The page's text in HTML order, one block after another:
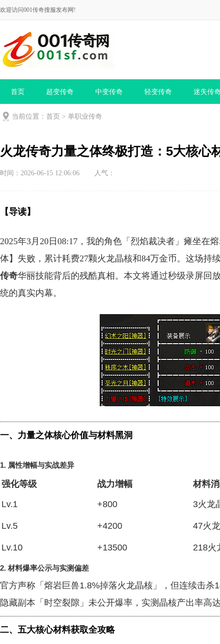
欢迎访问001传奇搜服发布网!
首页 超变传奇 中变传奇 轻变传奇 迷失传
当前位置： 首页 > 单职业传奇
火龙传奇力量之体终极打造：5大核心
时间：2026-06-15 12:06:06 人气：
【导读】
2025年3月20日08:17，我的角色「烈焰裁决者」瘫坐
体】失败，累计耗费27颗火龙晶核和84万金币。这场持
传奇华丽技能背后的残酷真相。本文将通过秒级录屏回
统的真实内幕。
一、力量之体核心价值与材料黑洞
1. 属性增幅与实战差异
强化等级 战力增幅 材料
Lv.1 +800 3火龙
Lv.5 +4200 47火
Lv.10 +13500 218火
2. 材料爆率公示与实测偏差
官方声称「熔岩巨兽1.8%掉落火龙晶核」，但连续击杀
隐藏副本「时空裂隙」未公开爆率，实测晶核产出率高
二、五大核心材料获取全攻略